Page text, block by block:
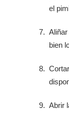
el
bien
Abrir